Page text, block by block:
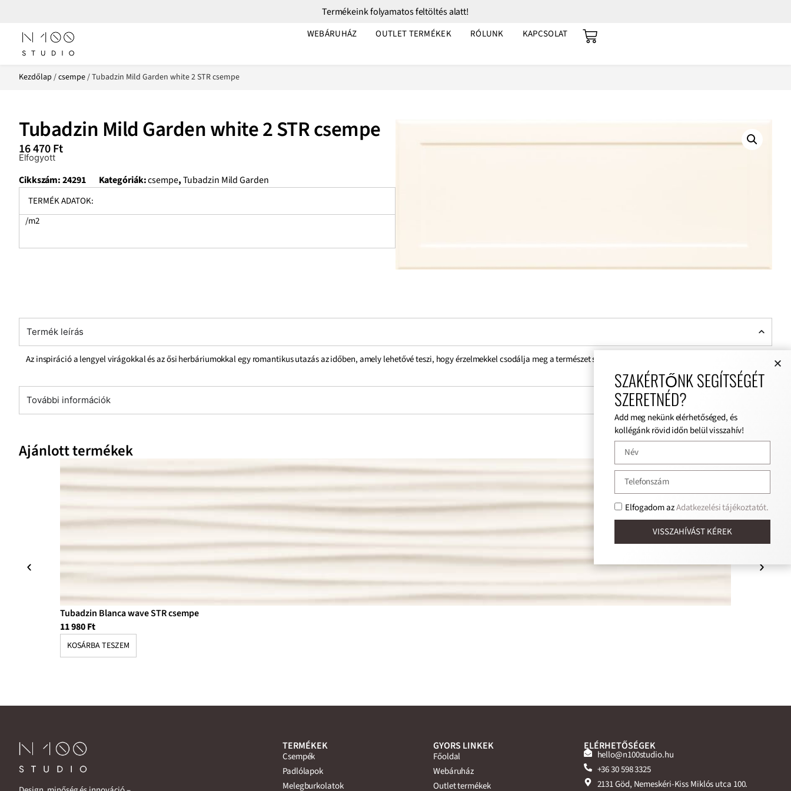
Termékeink folyamatos feltöltés alatt!
WEBÁRUHÁZ OUTLET TERMÉKEK RÓLUNK KAPCSOLAT
Kezdőlap /csempe/ Tubadzin Mild Garden white 2 STR csempe
Tubadzin Mild Garden white 2 STR csempe
16 470Ft
Elfogyott
Cikkszám:24291 Kategóriák:csempe,Tubadzin Mild Garden
TERMÉK ADATOK:
/m2
Termék leírás
Az inspiráció a lengyel virágokkal és az ősi herbáriumokkal egy romantikus utazás az időben, amely lehetővé teszi, hogy érzelmekkel csodálja meg a természet szépségét.
További információk
Ajánlott termékek
Tubadzin Blanca wave STR csempe
11 980Ft
KOSÁRBA TESZEM
TERMÉKEK
Csempék
Padlólapok
Melegburkolatok
GYORS LINKEK
Főoldal
Webáruház
Outlet termékek
ELÉRHETŐSÉGEK
hello@n100studio.hu
+36 30 598 3325
2131 Göd, Nemeskéri-Kiss Miklós utca 100.
SZAKÉRTŐNK SEGÍTSÉGÉT
SZERETNÉD?
Add meg nekünk elérhetőséged, és
kollégánk rövid időn belül visszahív!
Elfogadom azAdatkezelési tájékoztatót.
VISSZAHÍVÁST KÉREK